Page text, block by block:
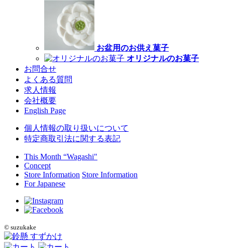
お盆用のお供え菓子
オリジナルのお菓子
お問合せ
よくある質問
求人情報
会社概要
English Page
個人情報の取り扱いについて
特定商取引法に関する表記
This Month “Wagashi"
Concept
Store Information Store Information
For Japanese
© suzukake